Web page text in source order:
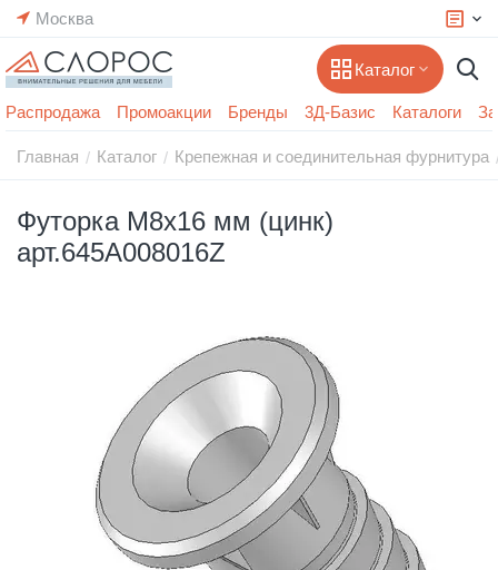
Москва
Каталог
Распродажа Промоакции Бренды 3Д-Базис Каталоги
Главная / Каталог / Крепежная и соединительная фурнитура
Футорка М8х16 мм (цинк)
арт.645A008016Z